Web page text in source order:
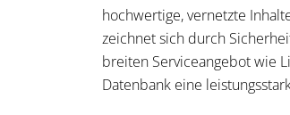
hochwertige, vernetzte
zeichnet sich durch
breiten Serviceangebot wie
Datenbank eine